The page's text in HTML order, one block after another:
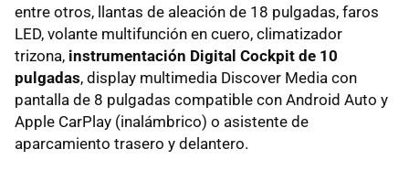
entre otros, llantas de aleación de 18 pulgadas, faros
LED, volante multifunción en cuero, climatizador
trizona, instrumentación Digital Cockpit de 10
pulgadas, display multimedia Discover Media con
pantalla de 8 pulgadas compatible con Android Auto y
Apple CarPlay (inalámbrico) o asistente de
aparcamiento trasero y delantero.